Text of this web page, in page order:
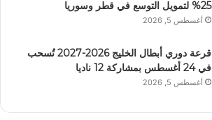
25% لتمويل التوسع في قطر وسوريا
أغسطس 5, 2026
قرعة دوري أبطال الخليج 2026-2027 تُسحب
في 24 أغسطس بمشاركة 12 ناديا
أغسطس 5, 2026